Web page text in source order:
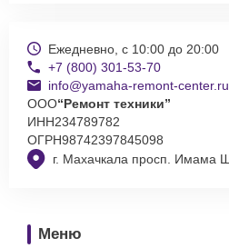
г. Махачкала просп. Имама
Ежедневно, с 10:00 до 20:00
+7 (800) 301-53-70
info@yamaha-remont-center.ru
ООО“Ремонт техники”
ИНН234789782
ОГРН98742397845098
Меню